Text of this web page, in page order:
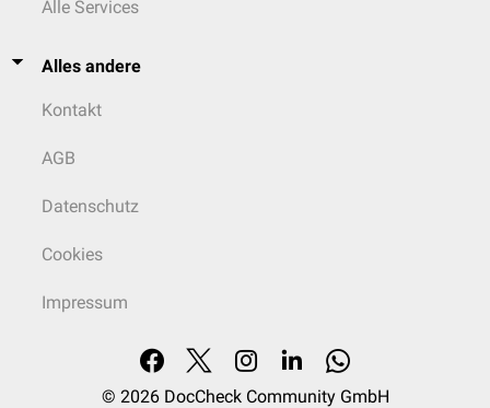
Histologisches Präparat eines duktalen Carcinoma in situ Grad 2
Alle Services
Alles andere
Kontakt
AGB
Datenschutz
Cookies
Impressum
© 2026 DocCheck Community GmbH